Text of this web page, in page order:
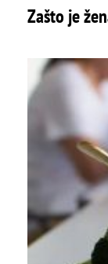
Zašto je